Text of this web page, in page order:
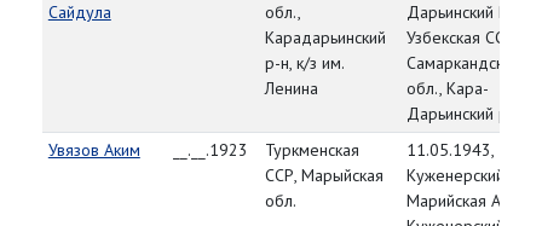
Сайдула
обл.,
Карадарьинский
р-н, к/з им.
Ленина
Дарьинский РВК,
Узбекская ССР,
Самаркандская
обл., Кара-
Дарьинский р-н
Увязов Аким
__.__.1923
Туркменская
ССР, Марыйская
обл.
11.05.1943,
Куженерский РВК,
Марийская АССР,